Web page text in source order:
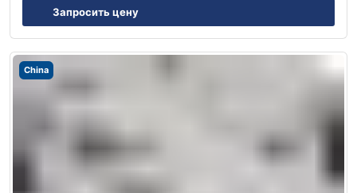
Запросить цену
China